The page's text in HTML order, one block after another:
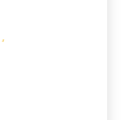
,